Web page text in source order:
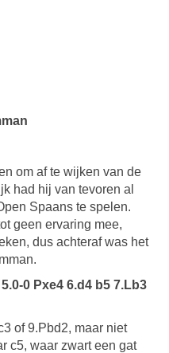
om af te wijken van de
had hij van tevoren al
Spaans te spelen.
geen ervaring mee,
dus achteraf was het
0 Pxe4 6.d4 b5 7.Lb3
of 9.Pbd2, maar niet
c5, waar zwart een gat